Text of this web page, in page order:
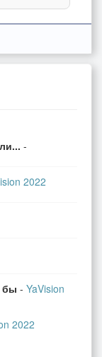
-
2022
бы - YaVision
2022